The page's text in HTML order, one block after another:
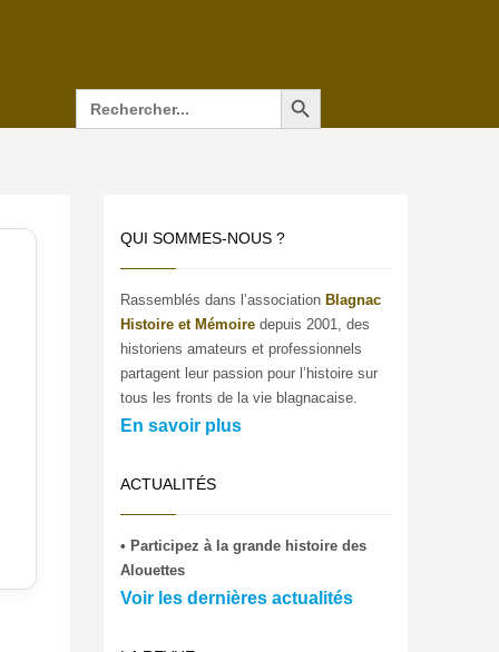
Search
for:
Search Button
QUI SOMMES-NOUS ?
Rassemblés dans l’association Blagnac
Histoire et Mémoire depuis 2001, des
historiens amateurs et professionnels
partagent leur passion pour l’histoire sur
tous les fronts de la vie blagnacaise.
En savoir plus
ACTUALITÉS
• Participez à la grande histoire des
Alouettes
Voir les dernières actualités